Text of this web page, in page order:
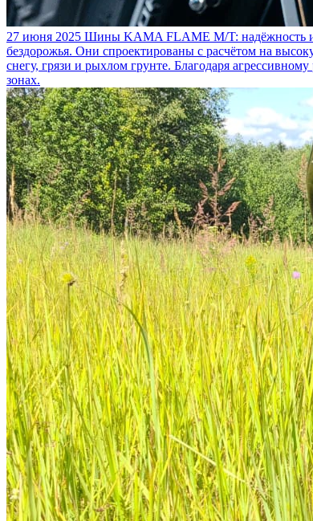
27 июня 2025 Шины KAMA FLAME M/T: надёжность и
бездорожья. Они спроектированы с расчётом на
снегу, грязи и рыхлом грунте. Благодаря
зонах.